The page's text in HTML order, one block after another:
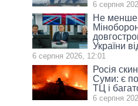
6 серпня
Не менше
України
6 серпня 2026, 12:01
Росія
Суми: є
ТЦ і
6 серпня